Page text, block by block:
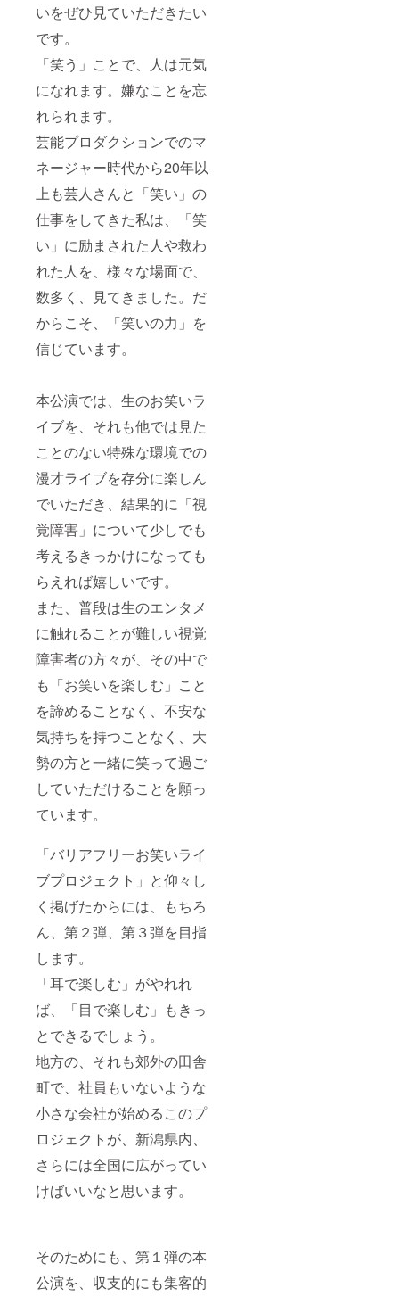
いをぜひ見ていただきたい
です。
「笑う」ことで、人は元気
になれます。嫌なことを忘
れられます。
芸能プロダクションでのマ
ネージャー時代から20年以
上も芸人さんと「笑い」の
仕事をしてきた私は、「笑
い」に励まされた人や救わ
れた人を、様々な場面で、
数多く、見てきました。だ
からこそ、「笑いの力」を
信じています。
本公演では、生のお笑いラ
イブを、それも他では見た
ことのない特殊な環境での
漫才ライブを存分に楽しん
でいただき、結果的に「視
覚障害」について少しでも
考えるきっかけになっても
らえれば嬉しいです。
また、普段は生のエンタメ
に触れることが難しい視覚
障害者の方々が、その中で
も「お笑いを楽しむ」こと
を諦めることなく、不安な
気持ちを持つことなく、大
勢の方と一緒に笑って過ご
していただけることを願っ
ています。
「バリアフリーお笑いライ
ブプロジェクト」と仰々し
く掲げたからには、もちろ
ん、第２弾、第３弾を目指
します。
「耳で楽しむ」がやれれ
ば、「目で楽しむ」もきっ
とできるでしょう。
地方の、それも郊外の田舎
町で、社員もいないような
小さな会社が始めるこのプ
ロジェクトが、新潟県内、
さらには全国に広がってい
けばいいなと思います。
そのためにも、第１弾の本
公演を、収支的にも集客的